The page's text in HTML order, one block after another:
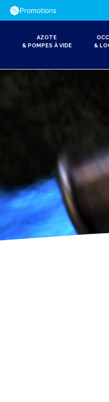
Promotions
AZOTE
& POMPES À VIDE
&